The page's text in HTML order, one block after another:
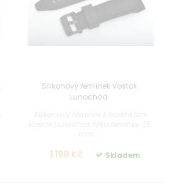
Silikonový řemínek Vostok
Lunochod
1 190 Kč Skladem